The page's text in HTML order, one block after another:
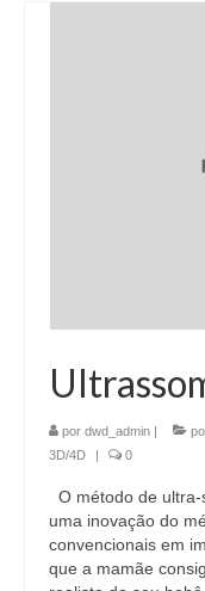
por dwd_admin |
3D/4D
| 0
O método de
uma inovação do
convencionais em
que a mamãe